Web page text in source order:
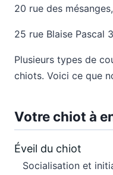
20 rue des
25 rue Blaise Pascal
Plusieurs types de
chiots. Voici ce que
Votre chiot à
Éveil du chiot
Socialisation et